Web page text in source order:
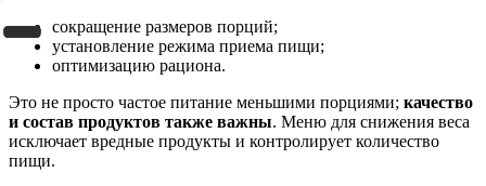
сокращение размеров порций;
установление режима приема пищи;
оптимизацию рациона.
Это не просто частое питание меньшими порциями; качество
и состав продуктов также важны. Меню для снижения веса
исключает вредные продукты и контролирует количество
пищи.